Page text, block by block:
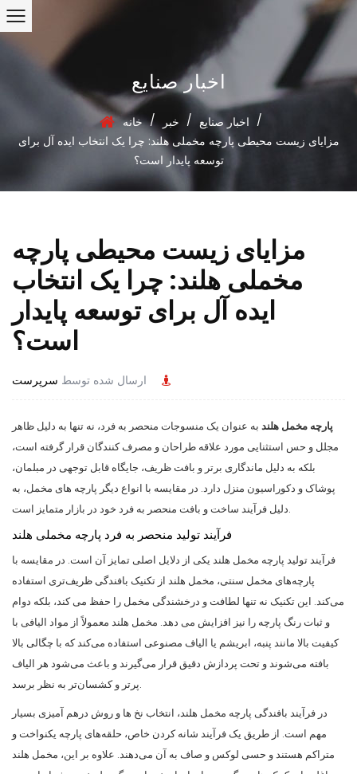
اخبار صنایع
خانه / خبر / اخبار صنایع /
مزایای زیست محیطی پارچه مخملی هلند: چرا یک انتخاب ایده آل برای
توسعه پایدار است؟
مزایای زیست محیطی پارچه
مخملی هلند: چرا یک انتخاب
ایده آل برای توسعه پایدار
است؟
ارسال شده توسط سرپرست
پارچه مخمل هلند به عنوان یک منسوجات منحصر به فرد، نه تنها به دلیل ظاهر
مجلل و حس استثنایی مورد علاقه طراحان و مصرف کنندگان قرار گرفته است،
بلکه به دلیل ماندگاری برتر و بافت ظریف، جایگاه قابل توجهی در مبلمان،
پوشاک و دکوراسیون منزل دارد. در مقایسه با انواع دیگر پارچه های مخمل، به
دلیل فرآیند ساخت و بافت منحصر به فرد خود در بازار متمایز است.
فرآیند تولید منحصر به فرد پارچه مخملی هلند
فرآیند تولید پارچه مخمل هلند یکی از دلایل اصلی تمایز آن است. در مقایسه با
پارچه‌های مخمل سنتی، مخمل هلند از تکنیک بافندگی ظریف‌تری استفاده
می‌کند. این تکنیک نه تنها لطافت و درخشندگی مخمل را حفظ می کند، بلکه دوام
و ثبات رنگ پارچه را نیز افزایش می دهد. مخمل هلند معمولاً از مواد الیافی با
کیفیت بالا مانند پنبه، ابریشم یا الیاف مصنوعی استفاده می‌کند که با چگالی بالا
بافته می‌شوند و تحت پردازش دقیق قرار می‌گیرند و باعث می‌شود هر الیاف
پرتر و کشسان‌تر به نظر برسد.
در فرآیند بافندگی پارچه مخمل هلند، انتخاب نخ ها و روش درهم آمیزی بسیار
مهم است. از طریق یک فرآیند شانه کردن خاص، حلقه‌های پارچه یکنواخت و
متراکم هستند و حسی لوکس و صاف به آن می‌دهند. علاوه بر این، مخمل هلند